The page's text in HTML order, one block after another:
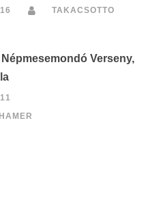
TAKACSOTTO
Verseny,